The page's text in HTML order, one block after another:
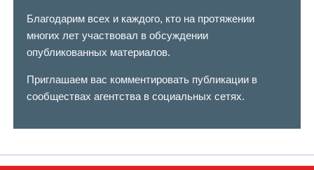
Благодарим всех и каждого, кто на протяжении
многих лет участвовал в обсуждении
опубликованных материалов.
Приглашаем вас комментировать публикации в
сообществах агентства в социальных сетях.